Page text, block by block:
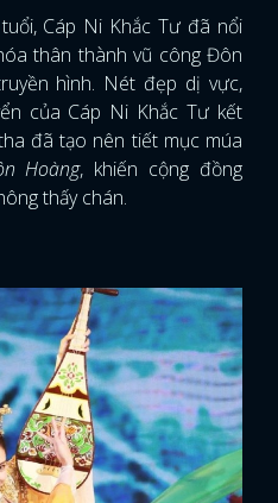
Cáp Ni Khắc Tư đã nổi
thân thành vũ công Đôn
hình. Nét đẹp dị vực,
của Cáp Ni Khắc Tư kết
đã tạo nên tiết mục múa
Hoàng, khiến cộng đồng
thấy chán.